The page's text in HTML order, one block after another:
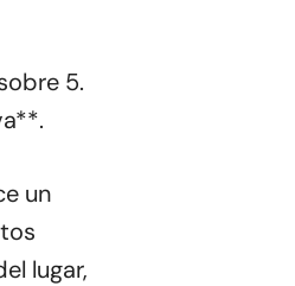
5.
un
lugar,